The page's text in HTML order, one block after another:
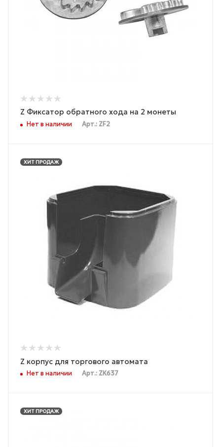
Z Фиксатор обратного хода на 2 монеты
Нет в наличии Арт.: ZF2
ХИТ ПРОДАЖ
Z корпус для торгового автомата
Нет в наличии Арт.: ZK637
ХИТ ПРОДАЖ